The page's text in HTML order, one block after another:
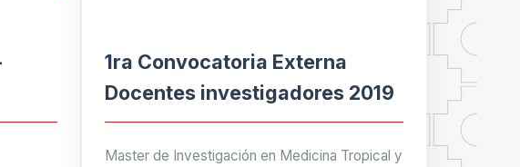
1ra Convocatoria Externa
Docentes investigadores 2019
Master de Investigación en Medicina Tropical y